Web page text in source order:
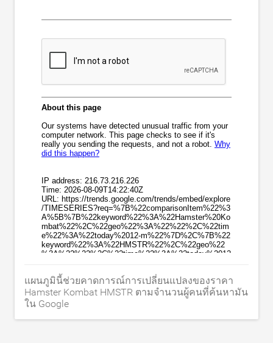
แผนภูมินี้ช่วยคาดการณ์การเปลี่ยนแปลงของราคา
Hamster Kombat HMSTR ตามจำนวนผู้คนที่ค้นหามัน
ใน Google